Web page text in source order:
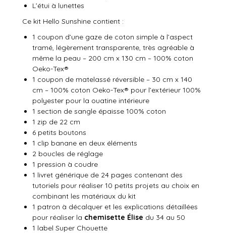
L’étui à lunettes
Ce kit Hello Sunshine contient :
1 coupon d’une gaze de coton simple à l’aspect
tramé, légèrement transparente, très agréable à
même la peau – 200 cm x 130 cm – 100% coton
Oeko-Tex®
1 coupon de matelassé réversible – 30 cm x 140
cm – 100% coton Oeko-Tex® pour l’extérieur 100%
polyester pour la ouatine intérieure
1 section de sangle épaisse 100% coton
1 zip de 22 cm
6 petits boutons
1 clip banane en deux éléments
2 boucles de réglage
1 pression à coudre
1 livret générique de 24 pages contenant des
tutoriels pour réaliser 10 petits projets au choix en
combinant les matériaux du kit
1 patron à décalquer et les explications détaillées
pour réaliser la chemisette Élise du 34 au 50
1 label Super Chouette